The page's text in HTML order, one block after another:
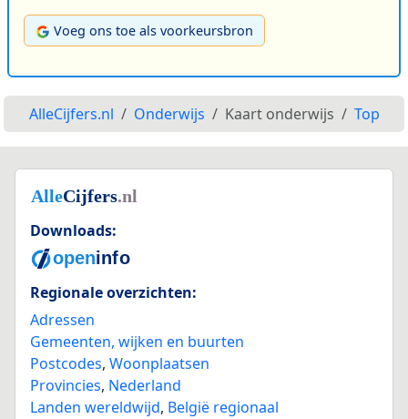
Voeg ons toe als voorkeursbron
AlleCijfers.nl Onderwijs Kaart onderwijs Top
Downloads:
Regionale overzichten:
Adressen
Gemeenten, wijken en buurten
Postcodes, Woonplaatsen
Provincies, Nederland
Landen wereldwijd, België regionaal